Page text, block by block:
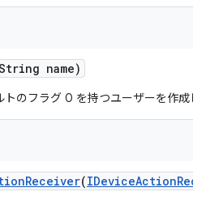
name)
トのフラグ 0 を持つユーザーを作成し
Receiver(IDeviceAction